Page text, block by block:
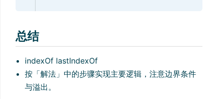
总结
indexOf lastIndexOf
按「解法」中的步骤实现主要逻辑，注意边界条件
与溢出。